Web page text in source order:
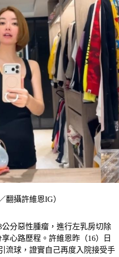
分惡性腫瘤，進行左乳房切除
心路歷程。許維恩昨（16）日